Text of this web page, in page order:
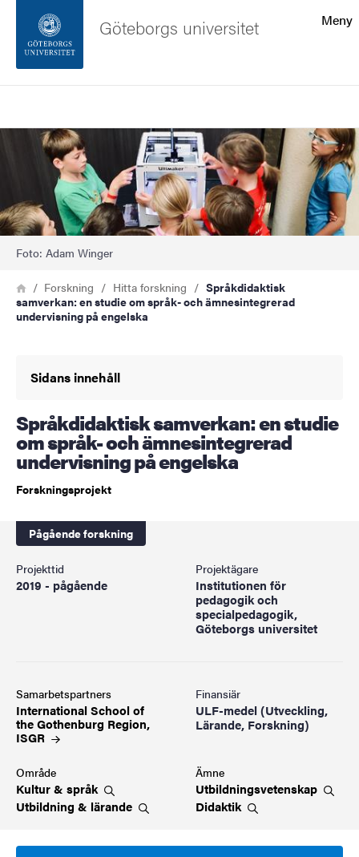
Sidfoten
Om webbplatsen
Meny
Göteborgs universitet
Bild
Foto: Adam Winger
Länkstig
HemForskning Hitta forskning
Språkdidaktisk
samverkan: en studie om språk- och ämnesintegrerad
undervisning på engelska
Sidans innehåll
Språkdidaktisk samverkan: en studie
om språk- och ämnesintegrerad
undervisning på engelska
Forskningsprojekt
Pågående forskning
Projekttid
2019 - pågående
Projektägare
Institutionen för
pedagogik och
specialpedagogik,
Göteborgs universitet
Samarbetspartners
International School of
the Gothenburg Region,
ISGR
Finansiär
ULF-medel (Utveckling,
Lärande, Forskning)
Område
Kultur & språk
Utbildning & lärande
Ämne
Utbildningsvetenskap
Didaktik